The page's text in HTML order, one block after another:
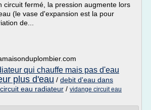
circuit fermé, la pression augmente lors
(le vase d'expansion est la pour
de...
qui chauffe mais pas d'eau
plus d'eau / debit d'eau dans
eau radiateur / vidange circuit eau